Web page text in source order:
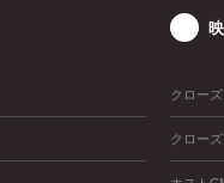
クロー
クロー